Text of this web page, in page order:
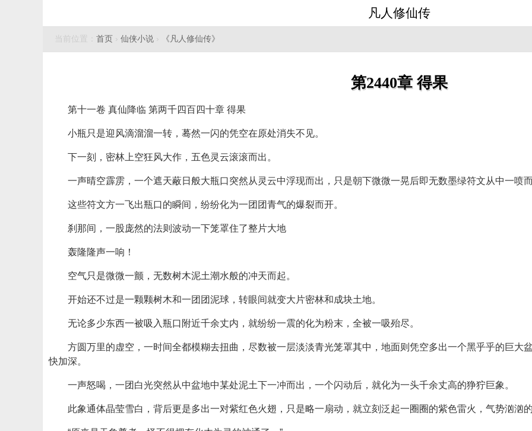
凡人修仙传
当前位置： 首页 › 仙侠小说 › 《凡人修仙传》
第2440章 得果
第十一卷 真仙降临 第两千四百四十章 得果
小瓶只是迎风滴溜溜一转，蓦然一闪的凭空在原处消失不见。
下一刻，密林上空狂风大作，五色灵云滚滚而出。
一声晴空霹雳，一个遮天蔽日般大瓶口突然从灵云中浮现而出，只是朝下微微一晃后即无数墨绿符文从中一喷
这些符文方一飞出瓶口的瞬间，纷纷化为一团团青气的爆裂而开。
刹那间，一股庞然的法则波动一下笼罩住了整片大地
轰隆隆声一响！
空气只是微微一颤，无数树木泥土潮水般的冲天而起。
开始还不过是一颗颗树木和一团团泥球，转眼间就变大片密林和成块土地。
无论多少东西一被吸入瓶口附近千余丈内，就纷纷一震的化为粉末，全被一吸殆尽。
方圆万里的虚空，一时间全都模糊去扭曲，尽数被一层淡淡青光笼罩其中，地面则凭空多出一个黑乎乎的巨大
快加深。
一声怒喝，一团白光突然从中盆地中某处泥土下一冲而出，一个闪动后，就化为一头千余丈高的狰狞巨象。
此象通体晶莹雪白，背后更是多出一对紫红色火翅，只是略一扇动，就立刻泛起一圈圈的紫色雷火，气势汹汹